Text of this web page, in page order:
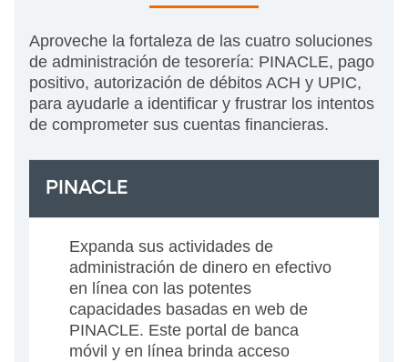
Aproveche la fortaleza de las cuatro soluciones
de administración de tesorería: PINACLE, pago
positivo, autorización de débitos ACH y UPIC,
para ayudarle a identificar y frustrar los intentos
de comprometer sus cuentas financieras.
PINACLE
Expanda sus actividades de
administración de dinero en efectivo
en línea con las potentes
capacidades basadas en web de
PINACLE. Este portal de banca
móvil y en línea brinda acceso